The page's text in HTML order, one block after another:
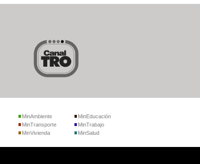
MinAmbiente
MinTransporte
MinVivienda
MinEducación
MinTrabajo
MinSalud